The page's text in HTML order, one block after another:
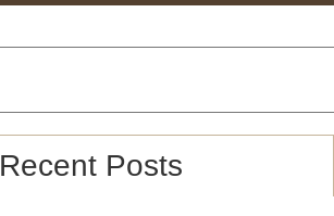
Recent Posts